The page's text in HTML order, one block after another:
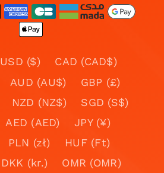
USD ($)
CAD (CAD$)
AUD (AU$)
GBP (£)
NZD (NZ$)
SGD (S$)
AED (AED)
JPY (¥)
PLN (zł)
HUF (Ft)
DKK (kr.)
OMR (OMR)